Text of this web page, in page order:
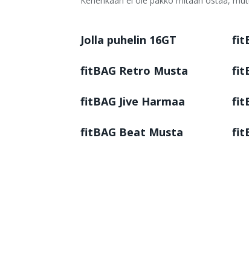
Jolla puhelin 16GT
fitBAG Retro Musta
fitBAG Jive Harmaa
fitBAG Beat Musta